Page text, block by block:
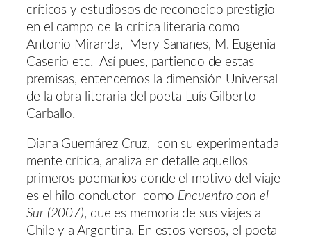
críticos y estudiosos de reconocido prestigio
en el campo de la crítica literaria como
Antonio Miranda, Mery Sananes, M. Eugenia
Caserio etc. Así pues, partiendo de estas
premisas, entendemos la dimensión Universal
de la obra literaria del poeta Luís Gilberto
Carballo.
Diana Guemárez Cruz, con su experimentada
mente crítica, analiza en detalle aquellos
primeros poemarios donde el motivo del viaje
es el hilo conductor como Encuentro con el
Sur (2007), que es memoria de sus viajes a
Chile y a Argentina. En estos versos, el poeta